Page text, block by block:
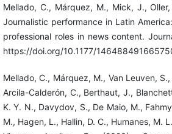
Mellado, C., Márquez, M., Mick, J.,
Journalistic performance in Latin
professional roles in news content.
https://doi.org/10.1177/
Mellado, C., Márquez, M., Van Leuven,
Arcila-Calderón, C., Berthaut, J.,
K. Y. N., Davydov, S., De Maio, M.,
M., Hagen, L., Hallin, D. C., Humanes, M.